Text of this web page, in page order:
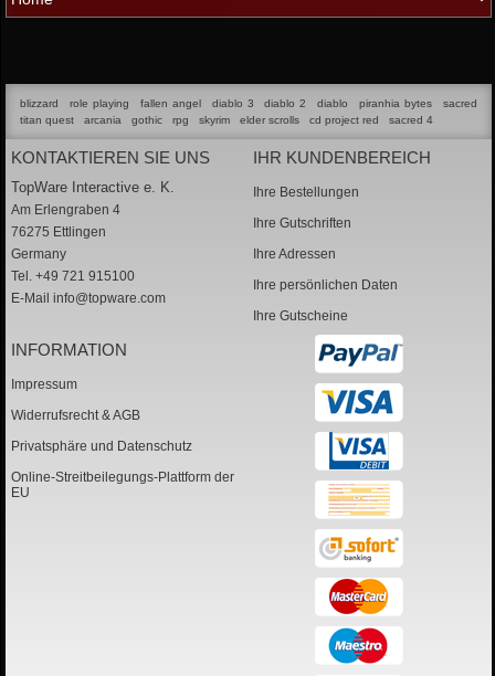
blizzard role playing fallen angel diablo 3 diablo 2 diablo piranhia bytes
sacred
titan quest
arcania gothic rpg skyrim elder scrolls cd project red sacred 4
KONTAKTIEREN SIE UNS
TopWare Interactive e. K.
Am Erlengraben 4
76275 Ettlingen
Germany
Tel. +49 721 915100
E-Mail info@topware.com
IHR KUNDENBEREICH
Ihre Bestellungen
Ihre Gutschriften
Ihre Adressen
Ihre persönlichen Daten
Ihre Gutscheine
INFORMATION
Impressum
Widerrufsrecht & AGB
Privatsphäre und Datenschutz
Online-Streitbeilegungs-Plattform der
EU